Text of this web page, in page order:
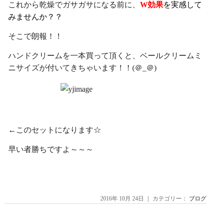
これから乾燥でガサガサになる前に、W効果を実感して
みませんか？？
そこで朗報！！
ハンドクリームを一本買って頂くと、ベールクリームミ
ニサイズが付いてきちゃいます！！(＠_＠)
←このセットになります☆
早い者勝ちですよ～～～
2016年 10月 24日 ｜ カテゴリー： ブログ